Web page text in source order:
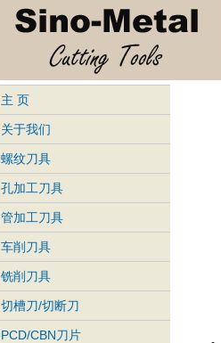
主 页
关于我们
螺纹刀具
孔加工刀具
管加工刀具
车削刀具
铣削刀具
切槽刀/切断刀
PCD/CBN刀片